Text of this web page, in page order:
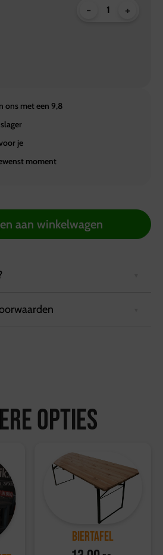
- +
ons met een 9,8
je
moment
aan winkelwagen
COMBINATIE MET EEN
in Hattemerbroek, van
zaterdag tussen 10:00 en 17:00
niet voor etenswaren.
geldt een retourtermijn van 14
kosten worden vergoed.
bezoek onze
.
opties
Biertafel